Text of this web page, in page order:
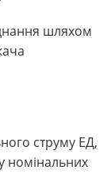
шляхом
струму ЕД,
номінальних